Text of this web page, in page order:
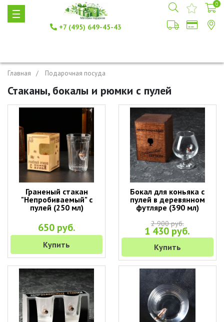
+7 (495) 649-45-43
0
Главная Подарочная посуда
Стаканы, бокалы и рюмки с пулей
Граненый стакан
"Непробиваемый" с
пулей (250 мл)
650 руб.
Купить
Бокал для коньяка с
пулей в деревянном
футляре (390 мл)
2 900 руб.
1 430 руб.
Купить